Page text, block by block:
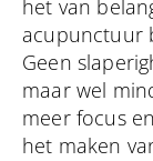
het van
acupunctuur
Geen
maar wel
meer focus
het maken